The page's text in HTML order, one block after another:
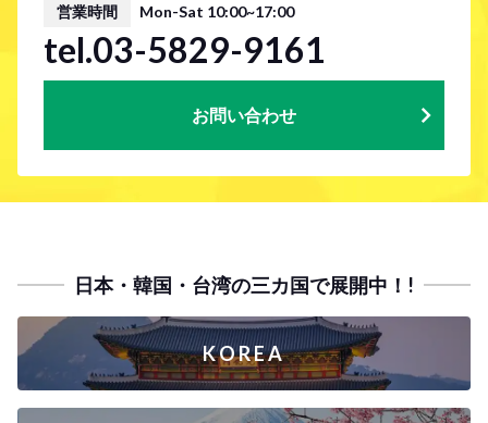
営業時間 Mon-Sat 10:00~17:00
tel.03-5829-9161
お問い合わせ
日本・韓国・台湾の三カ国で展開中！!
KOREA